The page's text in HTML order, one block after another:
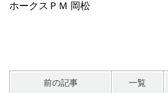
ホークスＰＭ 岡松
前の記事 一覧